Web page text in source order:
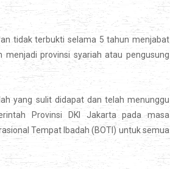
tidak terbukti selama 5 tahun menjabat
provinsi syariah atau pengusung
yang sulit didapat dan telah menunggu
Provinsi DKI Jakarta pada masa
Tempat Ibadah (BOTI) untuk semua